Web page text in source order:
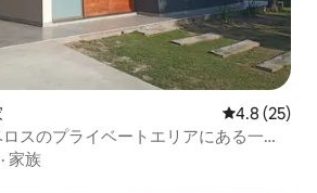
レビュー25
4.8 (25)
スのプライベートエリアにある一軒
· 家族